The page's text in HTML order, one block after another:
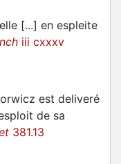
[...] en espleite
iii cxxxv
est deliveré
de sa
381.13